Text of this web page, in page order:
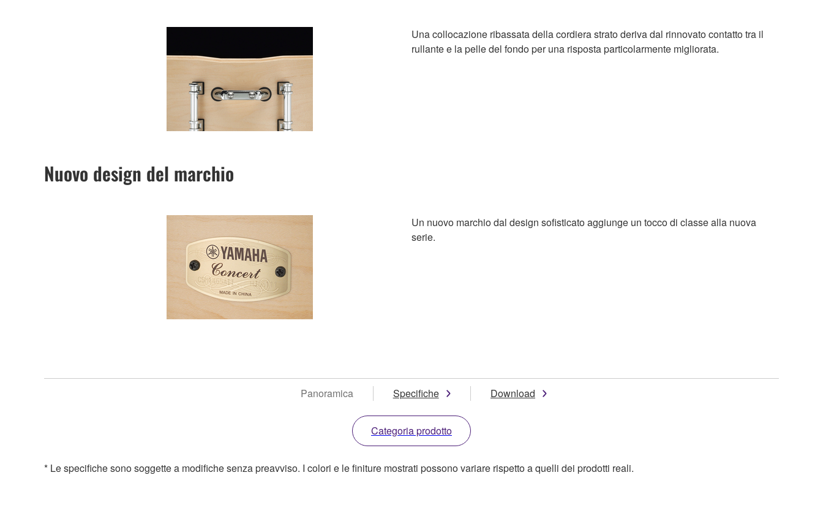
Una collocazione ribassata della cordiera strato deriva dal rinnovato contatto tra il
rullante e la pelle del fondo per una risposta particolarmente migliorata.
Nuovo design del marchio
Un nuovo marchio dal design sofisticato aggiunge un tocco di classe alla nuova
serie.
Panoramica Specifiche Download
Categoria prodotto
* Le specifiche sono soggette a modifiche senza preavviso. I colori e le finiture mostrati possono variare rispetto a quelli dei prodotti reali.